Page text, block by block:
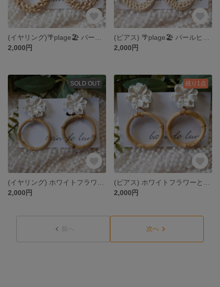
2,000円
2,000円
SOLD OUT
2,000円
残り1点
2,000円
前へ 次へ